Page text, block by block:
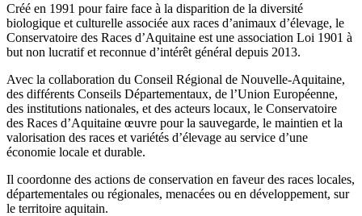
Créé en 1991 pour faire face à la disparition de la diversité
biologique et culturelle associée aux races d’animaux d’élevage, le
Conservatoire des Races d’Aquitaine est une association Loi 1901 à
but non lucratif et reconnue d’intérêt général depuis 2013.
Avec la collaboration du Conseil Régional de Nouvelle-Aquitaine,
des différents Conseils Départementaux, de l’Union Européenne,
des institutions nationales, et des acteurs locaux, le Conservatoire
des Races d’Aquitaine œuvre pour la sauvegarde, le maintien et la
valorisation des races et variétés d’élevage au service d’une
économie locale et durable.
Il coordonne des actions de conservation en faveur des races locales,
départementales ou régionales, menacées ou en développement, sur
le territoire aquitain.